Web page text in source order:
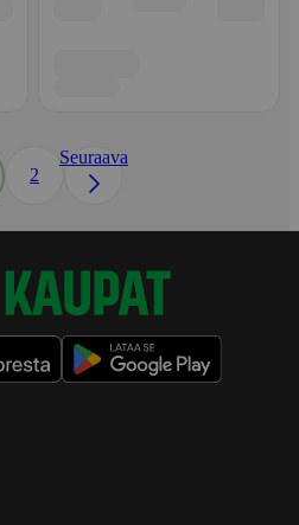
2
Seuraava